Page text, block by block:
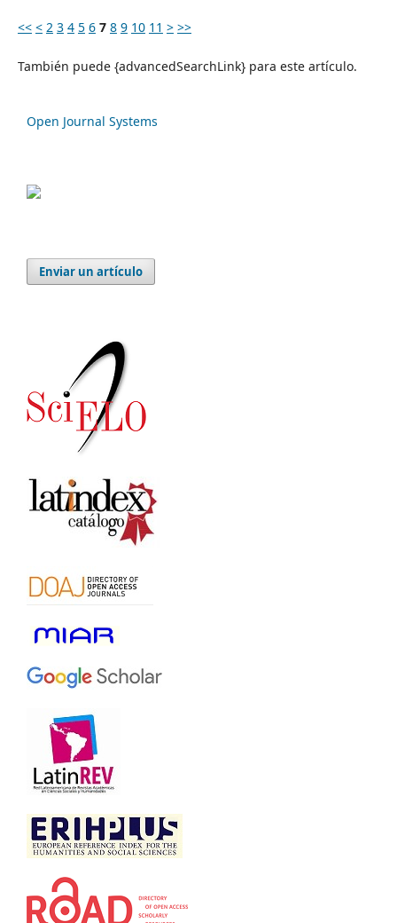
<< < 2 3 4 5 6 7 8 9 10 11 > >>
También puede {advancedSearchLink} para este artículo.
Open Journal Systems
Enviar un artículo